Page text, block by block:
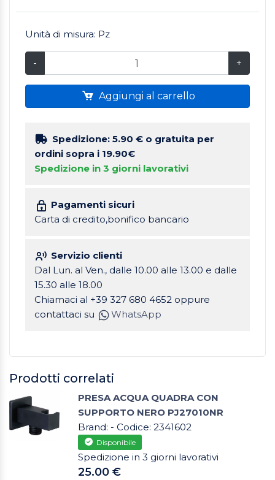
Unità di misura: Pz
- +
Aggiungi al carrello
Spedizione: 5.90 €o gratuita per
ordini sopra i 19.90€
Spedizione in 3 giorni lavorativi
Pagamenti sicuri
Carta di credito,bonifico bancario
Servizio clienti
Dal Lun. al Ven., dalle 10.00 alle 13.00 e dalle
15.30 alle 18.00
Chiamaci al +39 327 680 4652 oppure
contattaci su
WhatsApp
Prodotti correlati
PRESA ACQUA QUADRA CON
SUPPORTO NERO PJ27010NR
Brand: - Codice: 2341602
Disponibile
Spedizione in 3 giorni lavorativi
25.00 €